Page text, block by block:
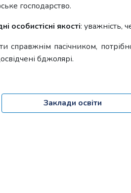
господарство.
особистісні якості: уважність,
справжнім пасічником,
бджолярі.
Заклади освіти